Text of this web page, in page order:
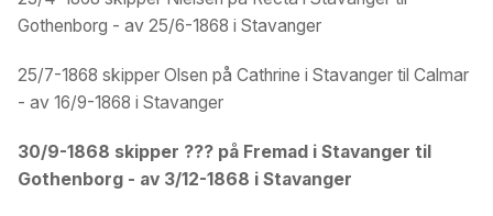
Gothenborg - av 25/6-1868 i Stavanger
25/7-1868 skipper Olsen på Cathrine i Stavanger til Calmar
- av 16/9-1868 i Stavanger
30/9-1868 skipper ??? på Fremad i Stavanger til
Gothenborg - av 3/12-1868 i Stavanger